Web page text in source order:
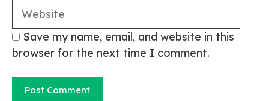
Save my name, email, and website in this
browser for the next time I comment.